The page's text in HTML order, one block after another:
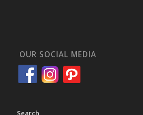
OUR SOCIAL MEDIA
Search